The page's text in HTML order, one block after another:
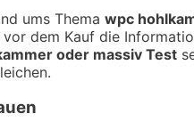
ums Thema wpc
dem Kauf die
oder massiv Test